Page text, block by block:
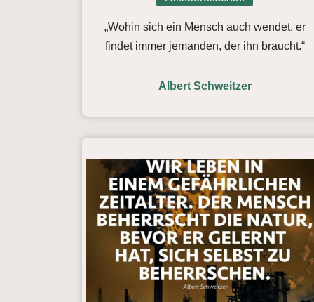
„Wohin sich ein Mensch auch wendet, er
findet immer jemanden, der ihn braucht.“
Albert Schweitzer